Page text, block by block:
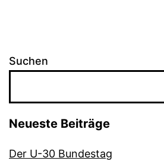
Suchen
Neueste Beiträge
Der U-30 Bundestag